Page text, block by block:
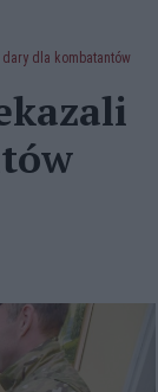
dla kombatantów